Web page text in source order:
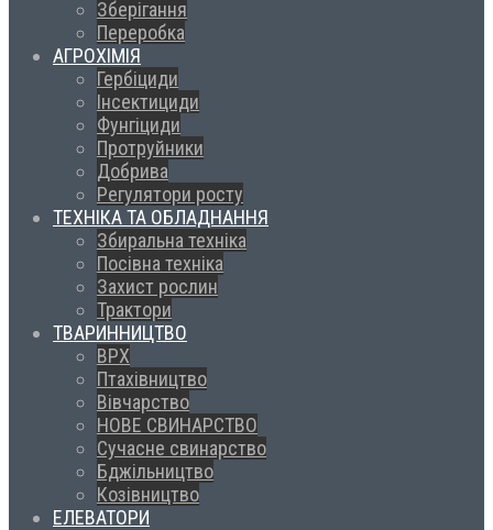
Зберігання
Переробка
АГРОХІМІЯ
Гербіциди
Інсектициди
Фунгіциди
Протруйники
Добрива
Регулятори росту
ТЕХНІКА ТА ОБЛАДНАННЯ
Збиральна техніка
Посівна техніка
Захист рослин
Трактори
ТВАРИННИЦТВО
ВРХ
Птахівництво
Вівчарство
НОВЕ СВИНАРСТВО
Сучасне свинарство
Бджільництво
Козівництво
ЕЛЕВАТОРИ